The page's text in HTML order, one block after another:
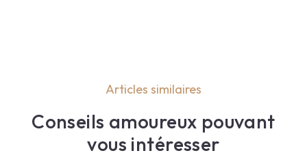
Articles similaires
Conseils amoureux pouvant
vous intéresser